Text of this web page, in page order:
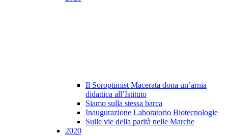
Il Soroptimist Macerata dona un’arnia
didattica all’Istituto
Siamo sulla stessa barca
Inaugurazione Laboratorio Biotecnologie
Sulle vie della parità nelle Marche
2020